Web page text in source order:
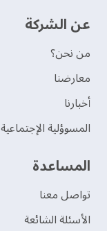
عن الشركة
من نحن؟
‫معارضنا‬
‫أخبارنا‬
المسوؤلية الإجتماعية
‫المساعدة‬
تواصل معنا
الأسئلة الشائعة